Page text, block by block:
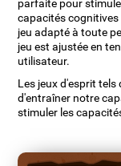
parfaite pour
capacités
jeu adapté à toute
jeu est ajustée en
utilisateur.
Les jeux d'esprit
d'entraîner notre
stimuler les